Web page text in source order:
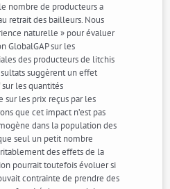
nombre de producteurs a
retrait des bailleurs. Nous
naturelle » pour évaluer
GlobalGAP sur les
des producteurs de litchis
suggèrent un effet
les quantités
sur les prix reçus par les
que cet impact n’est pas
dans la population des
seul un petit nombre
des effets de la
pourrait toutefois évoluer si
contrainte de prendre des